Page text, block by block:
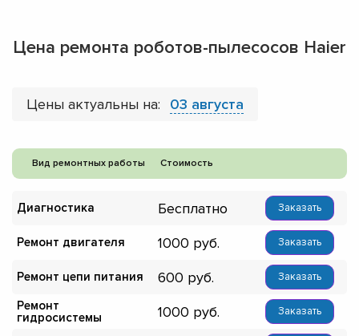
Цена ремонта роботов-пылесосов Haier
Цены актуальны на: 03 августа
Вид ремонтных работы Стоимость
Диагностика Бесплатно Заказать
Ремонт двигателя 1000 Заказать
Ремонт цепи питания 600 Заказать
Ремонт
гидросистемы
1000 Заказать